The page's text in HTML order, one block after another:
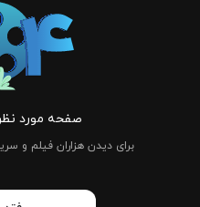
صفحه مورد
برای دیدن هزاران فیلم و